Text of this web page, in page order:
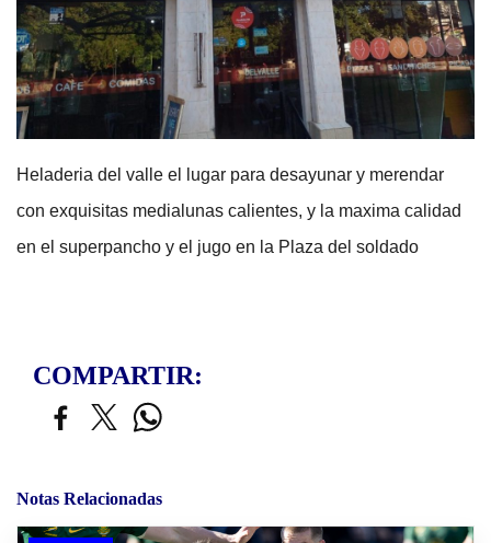
Heladeria del valle el lugar para desayunar y merendar
con exquisitas medialunas calientes, y la maxima calidad
en el superpancho y el jugo en la Plaza del soldado
COMPARTIR:
Notas Relacionadas